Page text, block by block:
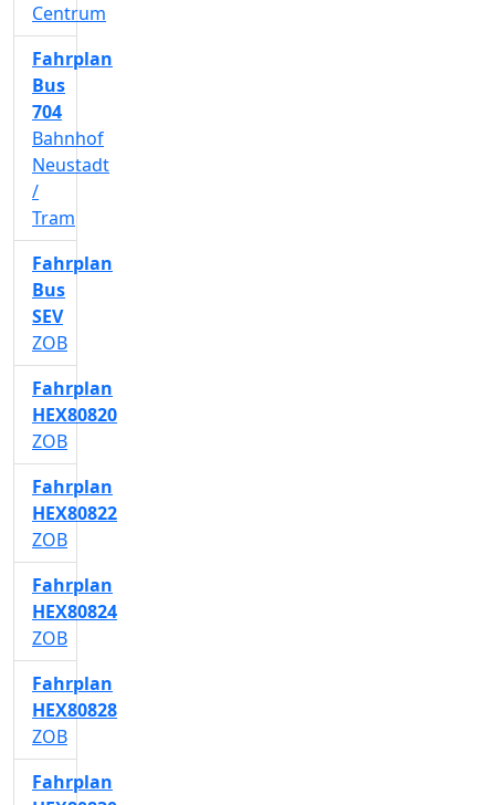
Centrum
Fahrplan
Bus
704
Bahnhof
Neustadt
/
Tram
Fahrplan
Bus
SEV
ZOB
Fahrplan
HEX80820
ZOB
Fahrplan
HEX80822
ZOB
Fahrplan
HEX80824
ZOB
Fahrplan
HEX80828
ZOB
Fahrplan